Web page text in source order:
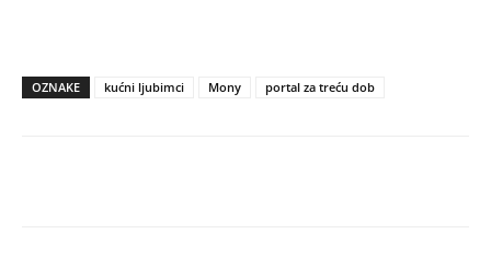
OZNAKE kućni ljubimci Mony portal za treću dob